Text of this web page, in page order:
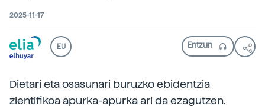
2025-11-17
EU
Dietari eta osasunari buruzko ebidentzia
zientifikoa apurka-apurka ari da ezagutzen.